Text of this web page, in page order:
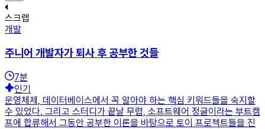
스크랩
개발
주니어 개발자가 퇴사 후 공부한 것들
7분
인기
운영체제, 데이터베이스에서 꼭 알아야 하는 핵심 키워드들을 숙지할
수 있었다. 그리고 스터디가 끝날 무렵, 소프트웨어 정글이라는 부트캠
프에 합류해서 그동안 공부한 이론을 바탕으로 토이 프로젝트들을 진